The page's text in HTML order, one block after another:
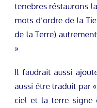
tenebres réstaurons
mots d’ordre de la
de la Terre)
».
Il faudrait aussi
aussi être traduit par
ciel et la terre signe